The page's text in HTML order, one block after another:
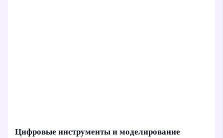
Цифровые инструменты и моделирование